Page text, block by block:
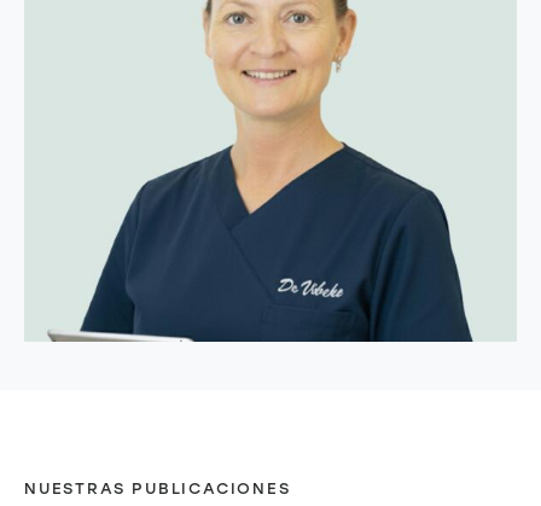
Dra. Vibeke Lorentsen
Odontologa
FB
Instagram
NUESTRAS PUBLICACIONES